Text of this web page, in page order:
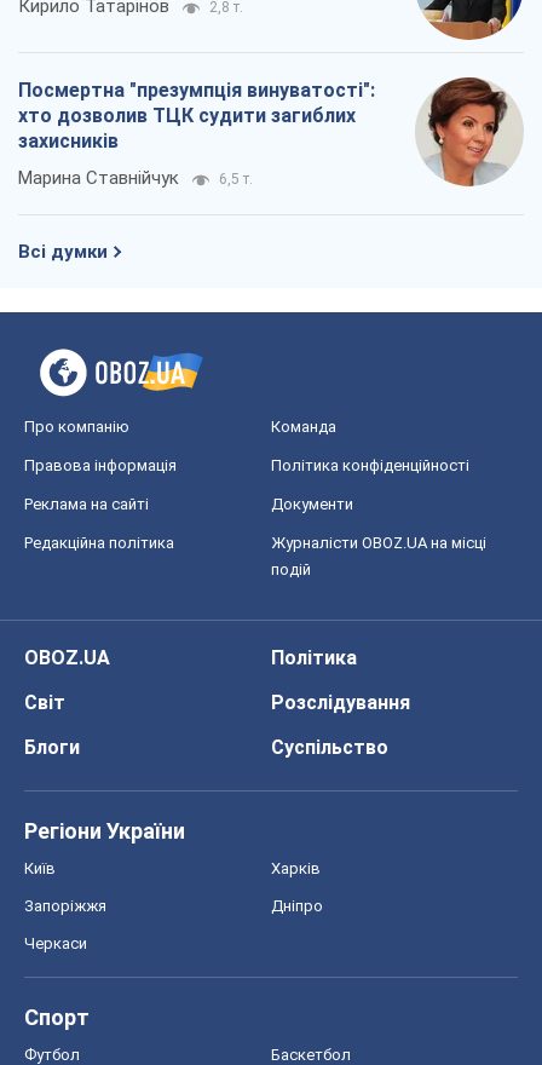
Кирило Татарінов 2,8 т.
Посмертна "презумпція винуватості":
хто дозволив ТЦК судити загиблих
захисників
Марина Ставнійчук 6,5 т.
Всі думки
Про компанію Команда
Правова інформація Політика конфіденційності
Реклама на сайті Документи
Редакційна політика
Журналісти OBOZ.UA на місці
подій
OBOZ.UA
Політика
Світ
Розслідування
Блоги
Суспільство
Регіони України
Київ Харків
Запоріжжя Дніпро
Черкаси
Спорт
Футбол Баскетбол